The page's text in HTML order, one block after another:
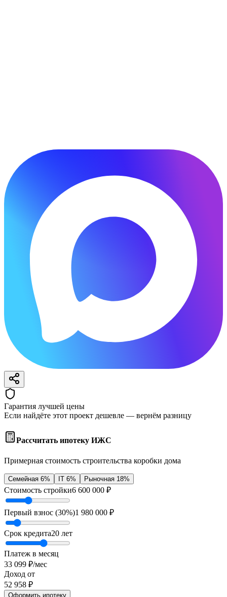
Гарантия лучшей цены
Если найдёте этот проект дешевле — вернём разницу
Рассчитать ипотеку ИЖС
Примерная стоимость строительства коробки дома
Семейная 6% IT 6% Рыночная 18%
Стоимость стройки6 600 000 ₽
Первый взнос (30%)1 980 000 ₽
Срок кредита20 лет
Платеж в месяц
33 099 ₽/мес
Доход от
52 958 ₽
Оформить ипотеку